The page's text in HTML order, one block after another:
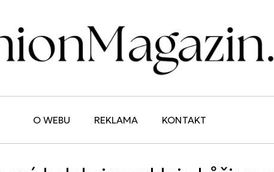
O WEBU REKLAMA KONTAKT